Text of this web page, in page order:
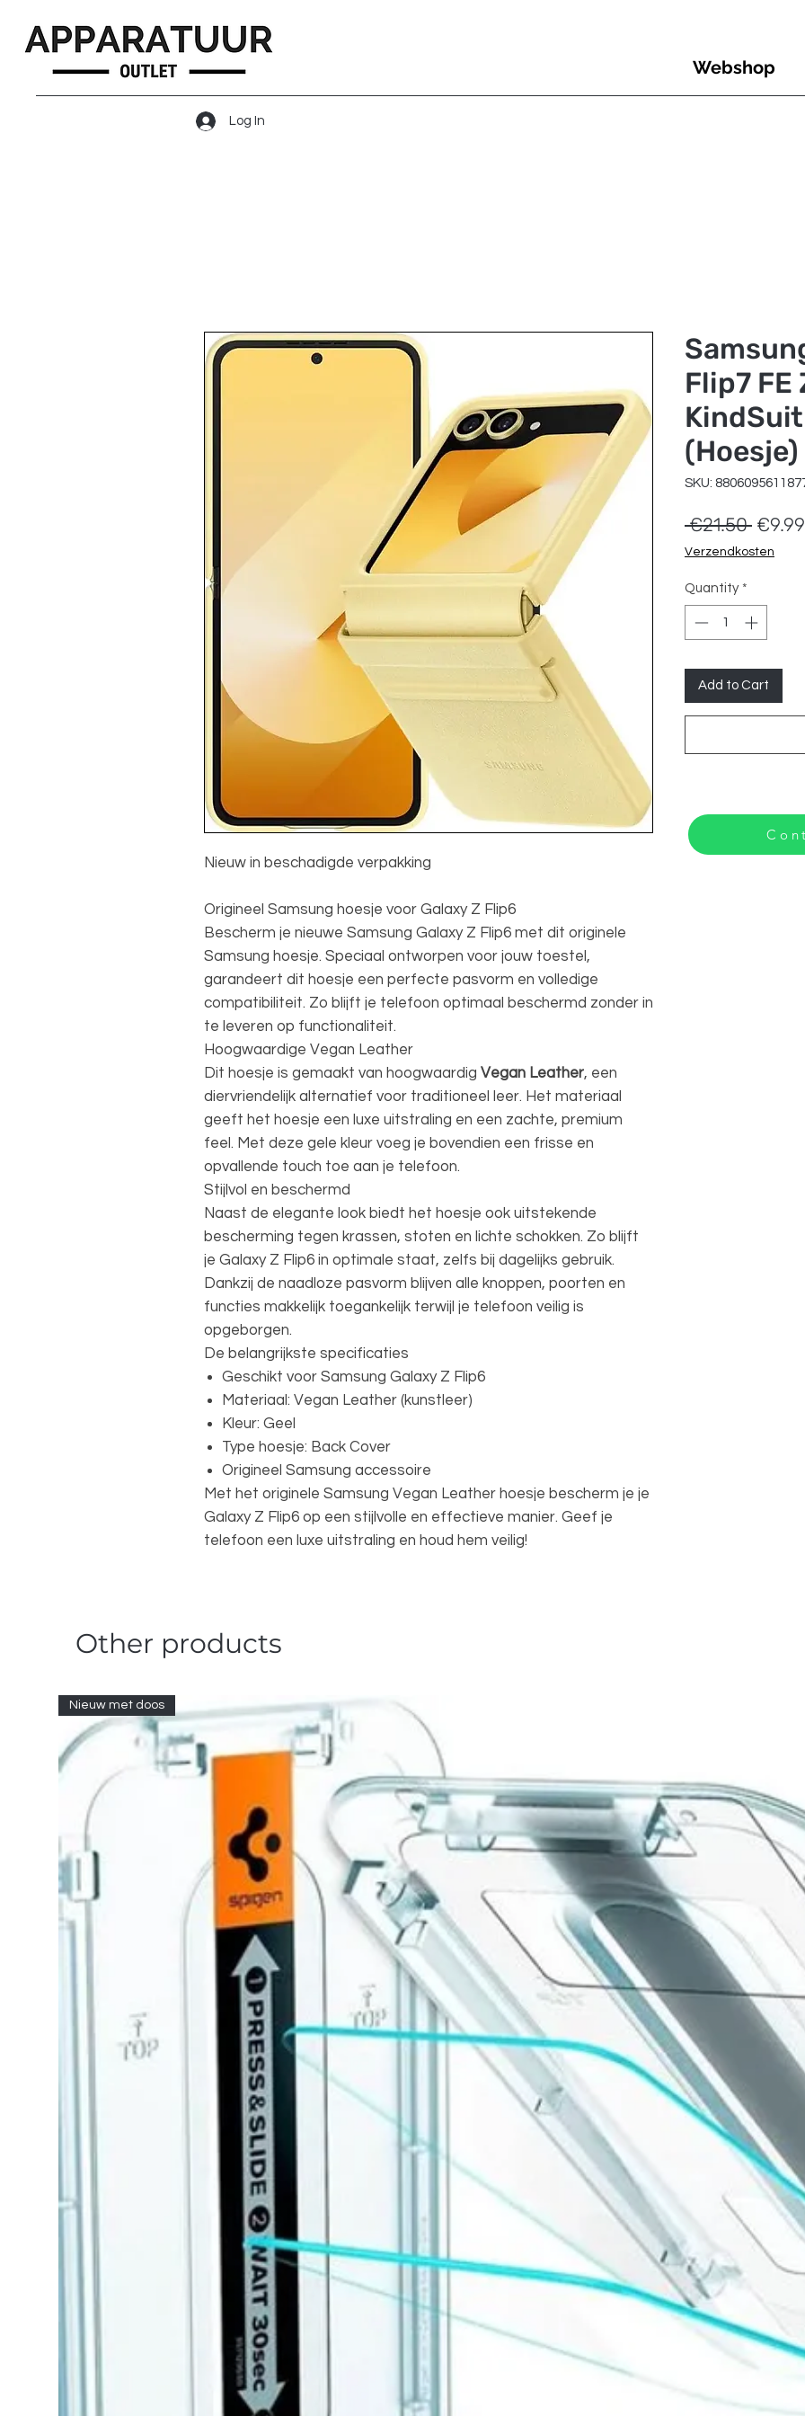
Log In
Webshop
Nieuw in beschadigde verpakking
Origineel Samsung hoesje voor Galaxy Z Flip6
Bescherm je nieuwe Samsung Galaxy Z Flip6 met dit originele
Samsung hoesje. Speciaal ontworpen voor jouw toestel,
garandeert dit hoesje een perfecte pasvorm en volledige
compatibiliteit. Zo blijft je telefoon optimaal beschermd zonder in
te leveren op functionaliteit.
Hoogwaardige Vegan Leather
Dit hoesje is gemaakt van hoogwaardig Vegan Leather, een
diervriendelijk alternatief voor traditioneel leer. Het materiaal
geeft het hoesje een luxe uitstraling en een zachte, premium
feel. Met deze gele kleur voeg je bovendien een frisse en
opvallende touch toe aan je telefoon.
Stijlvol en beschermd
Naast de elegante look biedt het hoesje ook uitstekende
bescherming tegen krassen, stoten en lichte schokken. Zo blijft
je Galaxy Z Flip6 in optimale staat, zelfs bij dagelijks gebruik.
Dankzij de naadloze pasvorm blijven alle knoppen, poorten en
functies makkelijk toegankelijk terwijl je telefoon veilig is
opgeborgen.
De belangrijkste specificaties
Geschikt voor Samsung Galaxy Z Flip6
Materiaal: Vegan Leather (kunstleer)
Kleur: Geel
Type hoesje: Back Cover
Origineel Samsung accessoire
Met het originele Samsung Vegan Leather hoesje bescherm je je
Galaxy Z Flip6 op een stijlvolle en effectieve manier. Geef je
telefoon een luxe uitstraling en houd hem veilig!
Flip7 FE
(Hoesje)
SKU:
€21.50 Regular
Price
€9.99
Verzendkosten
Quantity *
Add to Cart
Other products
Nieuw met doos